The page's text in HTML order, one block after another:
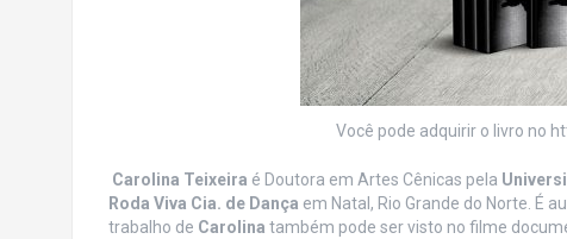
Você pode adquirir o livro no
Carolina Teixeira é Doutora em Artes Cênicas pela
Roda Viva Cia. de Dança em Natal, Rio Grande do Norte. É
trabalho de Carolina também pode ser visto no filme